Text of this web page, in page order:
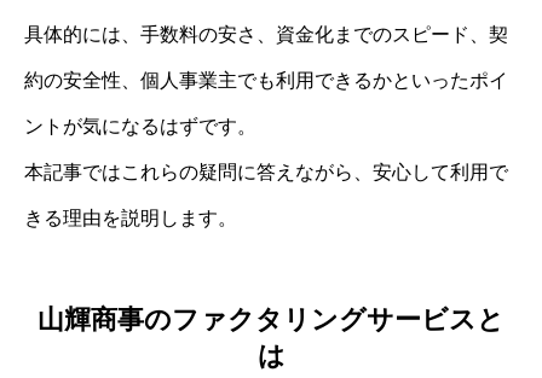
具体的には、手数料の安さ、資金化までのスピード、契
約の安全性、個人事業主でも利用できるかといったポイ
ントが気になるはずです。
本記事ではこれらの疑問に答えながら、安心して利用で
きる理由を説明します。
山輝商事のファクタリングサービスと
は